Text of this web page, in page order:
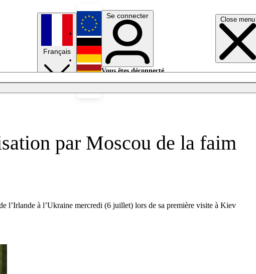
Close menu
Français
English
Deutsch
Se connecter
Vous êtes déconnecté.
par Moscou de la faim
l’Irlande à l’Ukraine mercredi (6 juillet) lors de sa première visite à Kiev